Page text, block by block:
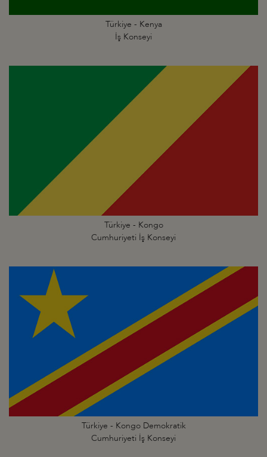
Türkiye - Kenya
İş Konseyi
Türkiye - Kongo
Cumhuriyeti İş Konseyi
Türkiye - Kongo Demokratik
Cumhuriyeti İş Konseyi